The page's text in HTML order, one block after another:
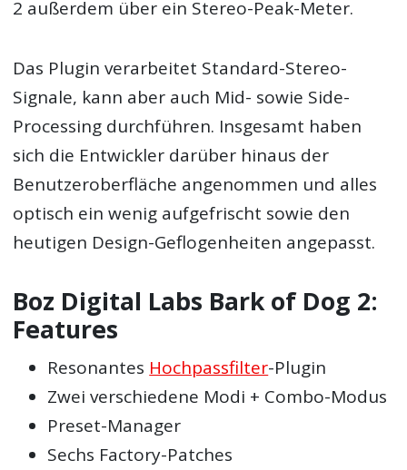
2 außerdem über ein Stereo-Peak-Meter.
Das Plugin verarbeitet Standard-Stereo-
Signale, kann aber auch Mid- sowie Side-
Processing durchführen. Insgesamt haben
sich die Entwickler darüber hinaus der
Benutzeroberfläche angenommen und alles
optisch ein wenig aufgefrischt sowie den
heutigen Design-Geflogenheiten angepasst.
Boz Digital Labs Bark of Dog 2:
Features
Resonantes Hochpassfilter-Plugin
Zwei verschiedene Modi + Combo-Modus
Preset-Manager
Sechs Factory-Patches